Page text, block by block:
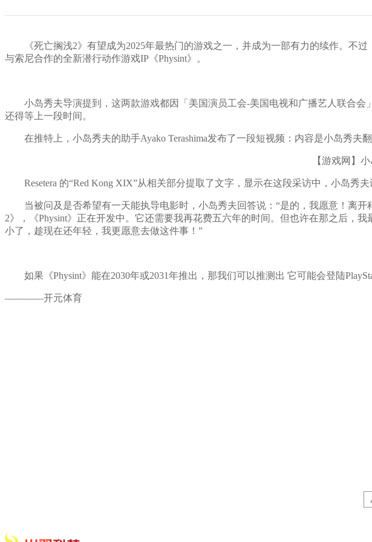
《死亡搁浅2》有望成为2025年最热门的游戏之一，并成为一部有力的续作。不过
与索尼合作的全新潜行动作游戏IP《Physint》。
小岛秀夫导演提到，这两款游戏都因「美国演员工会-美国电视和广播艺人联合会
还得等上一段时间。
在推特上，小岛秀夫的助手Ayako Terashima发布了一段短视频：内容是小岛秀夫
【游戏网】
Resetera 的“Red Kong XIX”从相关部分提取了文字，显示在这段采访中，小岛秀夫
当被问及是否希望有一天能执导电影时，小岛秀夫回答说：“是的，我愿意！离开
2》，《Physint》正在开发中。它还需要我再花费五六年的时间。但也许在那之后，
小了，趁现在还年轻，我更愿意去做这件事！”
如果《Physint》能在2030年或2031年推出，那我们可以推测出 它可能会登陆
————开元体育